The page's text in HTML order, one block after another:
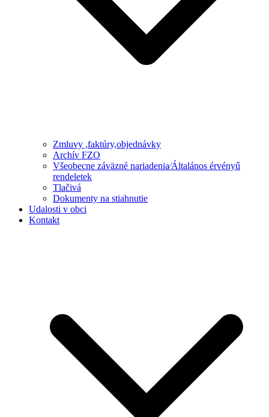
Zmluvy ,faktúry,objednávky
Archív FZO
Všeobecne záväzné nariadenia⁄Általános érvényű
rendeletek
Tlačivá
Dokumenty na stiahnutie
Udalosti v obci
Kontakt